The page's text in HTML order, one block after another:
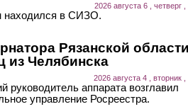
2026 августа 6 , четверг
находился в СИЗО.
Рязанской
из Челябинска
2026 августа 4 , вторник
руководитель аппарата возглавил
управление Росреестра.